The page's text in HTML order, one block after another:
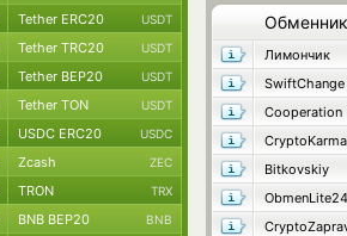
Обменник
Лимончик
SwiftChange
Cooperation
CryptoKarma
Bitkovskiy
ObmenLite24
Tether ERC20 USDT
Tether TRC20 USDT
Tether BEP20 USDT
Tether TON USDT
USDC ERC20 USDC
Zcash ZEC
TRON TRX
BNB BEP20 BNB